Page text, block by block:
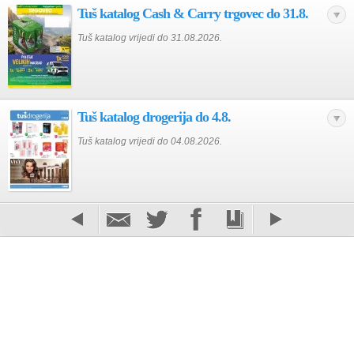
Tuš katalog Cash & Carry trgovec do 31.8.
Tuš katalog vrijedi do 31.08.2026.
Tuš katalog drogerija do 4.8.
Tuš katalog vrijedi do 04.08.2026.